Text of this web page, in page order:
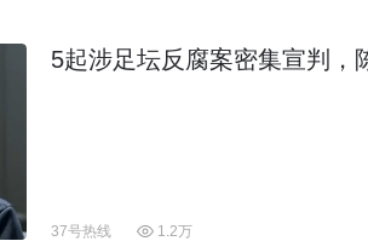
5起涉足坛反腐案密集宣判，
37号热线 1.2万